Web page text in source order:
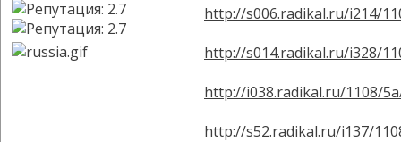
http://s006.radikal.ru/i214/
http://s014.radikal.ru/i328/
http://i038.radikal.ru/1108/
http://s52.radikal.ru/i137/